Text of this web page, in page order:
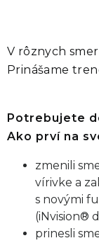
V rôznych
Prinášame
Potrebujete
Ako prví na
zmenili
vírivke a
s novými
(iNvision®
prinesli